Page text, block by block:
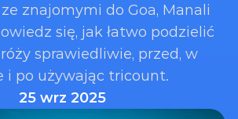
znajomymi do Goa, Manali
się, jak łatwo podzielić
sprawiedliwie, przed, w
i po używając tricount.
25 wrz 2025